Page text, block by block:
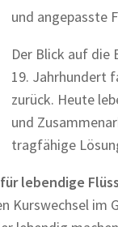
und angepasste
Der Blick auf
19. Jahrhundert
zurück. Heute
und
tragfähige
lebendige
Kurswechsel im